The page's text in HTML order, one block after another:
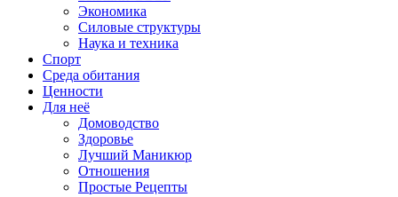
Экономика
Силовые структуры
Наука и техника
Спорт
Среда обитания
Ценности
Для неё
Домоводство
Здоровье
Лучший Маникюр
Отношения
Простые Рецепты